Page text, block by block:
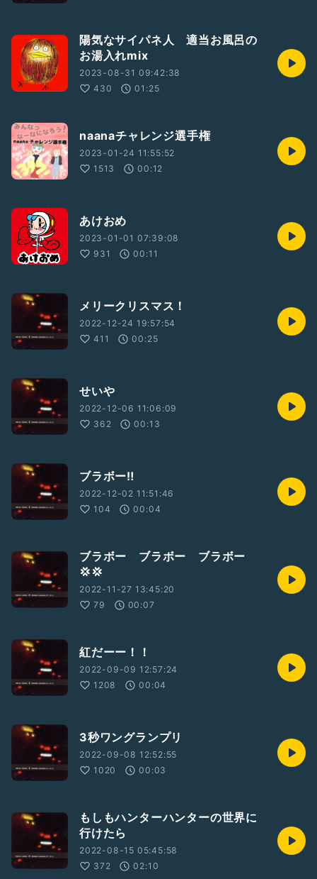
陽気なサイパネ人 適当お風呂の
お湯入れmix
2023-08-31 09:42:38
430
01:25
naanaチャレンジ選手権
2023-01-24 11:55:52
1513
00:12
あけおめ
2023-01-01 07:39:08
931
00:11
メリークリスマス！
2022-12-24 19:57:54
411
00:25
せいや
2022-12-06 11:06:09
362
00:13
ブラボー‼️
2022-12-02 11:51:46
104
00:04
ブラボー ブラボー ブラボー
💢💢
2022-11-27 13:45:20
79
00:07
紅だーー！！
2022-09-09 12:57:24
1208
00:04
3秒ワングランプリ
2022-09-08 12:52:55
1020
00:03
もしもハンターハンターの世界に
行けたら
2022-08-15 05:45:58
372
02:10